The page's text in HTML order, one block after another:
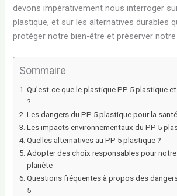
devons impérativement nous interroger
plastique, et sur les alternatives durables
protéger notre bien-être et préserver notre
Sommaire
Qu’est-ce que le plastique PP 5 plastique
?
Les dangers du PP 5 plastique pour la santé
Les impacts environnementaux du PP 5
Quelles alternatives au PP 5 plastique ?
Adopter des choix responsables pour
planète
Questions fréquentes à propos des
5